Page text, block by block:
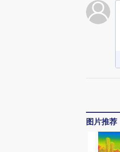
图片推荐